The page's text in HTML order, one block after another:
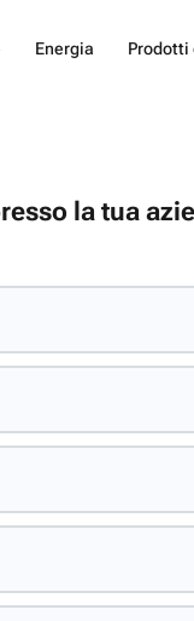
Energia Prodotti
la tua